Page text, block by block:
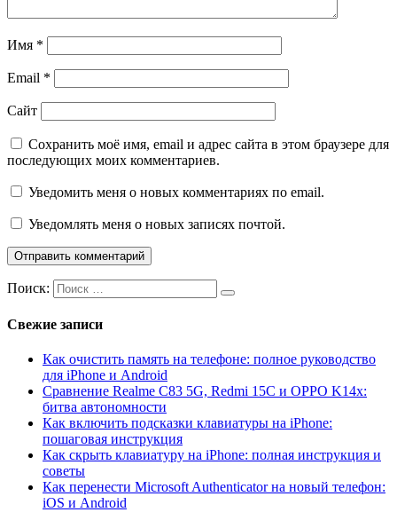
Имя *
Email *
Сайт
Сохранить моё имя, email и адрес сайта в этом браузере для
последующих моих комментариев.
Уведомить меня о новых комментариях по email.
Уведомлять меня о новых записях почтой.
Поиск:
Свежие записи
Как очистить память на телефоне: полное руководство
для iPhone и Android
Сравнение Realme C83 5G, Redmi 15C и OPPO K14x:
битва автономности
Как включить подсказки клавиатуры на iPhone:
пошаговая инструкция
Как скрыть клавиатуру на iPhone: полная инструкция и
советы
Как перенести Microsoft Authenticator на новый телефон:
iOS и Android